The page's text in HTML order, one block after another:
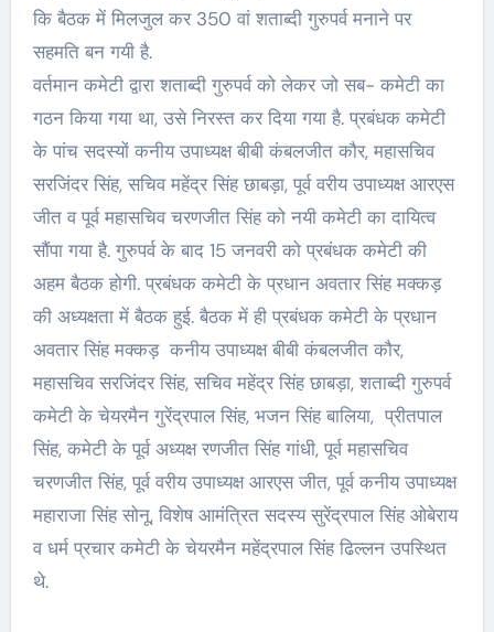
कि बैठक में मिलजुल कर 350 वां शताब्दी गुरुपर्व मनाने पर
सहमति बन गयी है.
वर्तमान कमेटी द्वारा शताब्दी गुरुपर्व को लेकर जो सब- कमेटी का
गठन किया गया था, उसे निरस्त कर दिया गया है. प्रबंधक कमेटी
के पांच सदस्यों कनीय उपाध्यक्ष बीबी कंबलजीत कौर, महासचिव
सरजिंदर सिंह, सचिव महेंद्र सिंह छाबड़ा, पूर्व वरीय उपाध्यक्ष आरएस
जीत व पूर्व महासचिव चरणजीत सिंह को नयी कमेटी का दायित्व
सौंपा गया है. गुरुपर्व के बाद 15 जनवरी को प्रबंधक कमेटी की
अहम बैठक होगी. प्रबंधक कमेटी के प्रधान अवतार सिंह मक्कड़
की अध्यक्षता में बैठक हुई. बैठक में ही प्रबंधक कमेटी के प्रधान
अवतार सिंह मक्कड़ कनीय उपाध्यक्ष बीबी कंबलजीत कौर,
महासचिव सरजिंदर सिंह, सचिव महेंद्र सिंह छाबड़ा, शताब्दी गुरुपर्व
कमेटी के चेयरमैन गुरेंद्रपाल सिंह, भजन सिंह बालिया, प्रीतपाल
सिंह, कमेटी के पूर्व अध्यक्ष रणजीत सिंह गांधी, पूर्व महासचिव
चरणजीत सिंह, पूर्व वरीय उपाध्यक्ष आरएस जीत, पूर्व कनीय उपाध्यक्ष
महाराजा सिंह सोनू, विशेष आमंत्रित सदस्य सुरेंद्रपाल सिंह ओबेराय
व धर्म प्रचार कमेटी के चेयरमैन महेंद्रपाल सिंह ढिल्लन उपस्थित
थे.